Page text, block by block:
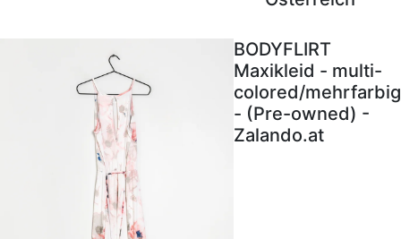
BODYFLIRT
Maxikleid - multi-
colored/mehrfarbig
- (Pre-owned) -
Zalando.at